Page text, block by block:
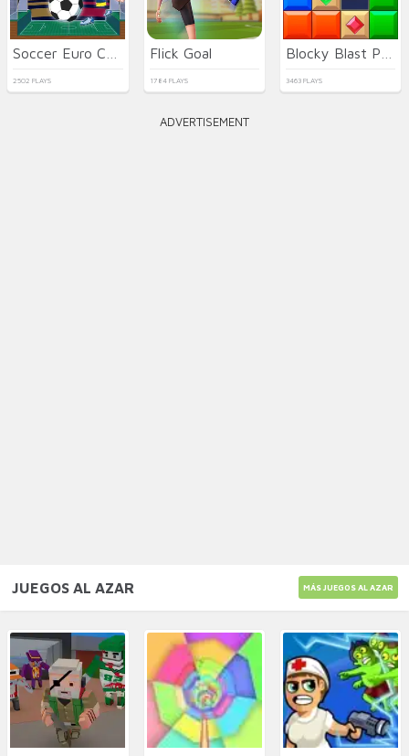
2502 PLAYS
Flick Goal
1784 PLAYS 3463 PLAYS
ADVERTISEMENT
JUEGOS AL AZAR MÁS JUEGOS AL AZAR